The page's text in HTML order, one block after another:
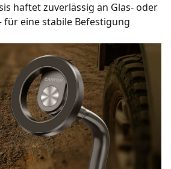
haftet zuverlässig an Glas- oder
eine stabile Befestigung